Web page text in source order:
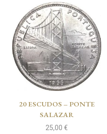
20 ESCUDOS – PONTE
SALAZAR
25,00 €